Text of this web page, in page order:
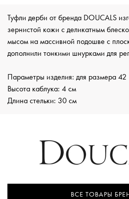
Туфли дерби от бренда DOUCALS
зернистой кожи с деликатным
мысом на массивной подошве с
дополнили тонкими шнурками для
Параметры изделия: для размера 42
Высота каблука: 4 см
Длина стельки: 30 см
ВСЕ ТОВАРЫ